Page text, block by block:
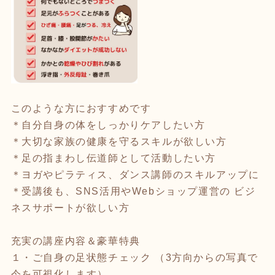
このような方におすすめです
＊自分自身の体をしっかりケアしたい方
＊大切な家族の健康を守るスキルが欲しい方
＊足の指まわし伝道師として活動したい方
＊ヨガやピラティス、ダンス講師のスキルアップに
＊受講後も、SNS活用やWebショップ運営の ビジ
ネスサポートが欲しい方
充実の講座内容＆豪華特典
１・ご自身の足状態チェック （3方向からの写真で